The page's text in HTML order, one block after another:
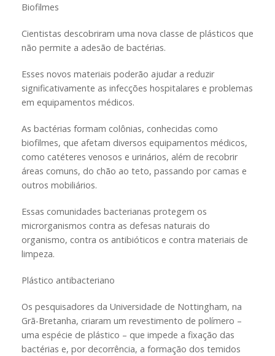
Biofilmes
Cientistas descobriram uma nova classe de plásticos que
não permite a adesão de bactérias.
Esses novos materiais poderão ajudar a reduzir
significativamente as infecções hospitalares e problemas
em equipamentos médicos.
As bactérias formam colônias, conhecidas como
biofilmes, que afetam diversos equipamentos médicos,
como catéteres venosos e urinários, além de recobrir
áreas comuns, do chão ao teto, passando por camas e
outros mobiliários.
Essas comunidades bacterianas protegem os
microrganismos contra as defesas naturais do
organismo, contra os antibióticos e contra materiais de
limpeza.
Plástico antibacteriano
Os pesquisadores da Universidade de Nottingham, na
Grã-Bretanha, criaram um revestimento de polímero –
uma espécie de plástico – que impede a fixação das
bactérias e, por decorrência, a formação dos temidos